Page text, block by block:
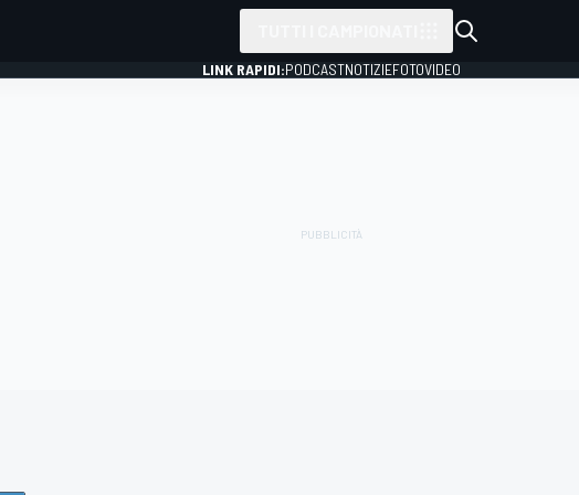
LINK RAPIDI:PODCASTNOTIZIEFOTOVIDEO